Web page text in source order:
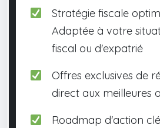
Stratégie fiscale
Adaptée à votre
fiscal ou d'expatrié
Offres exclusives de
direct aux meilleures
Roadmap d'action